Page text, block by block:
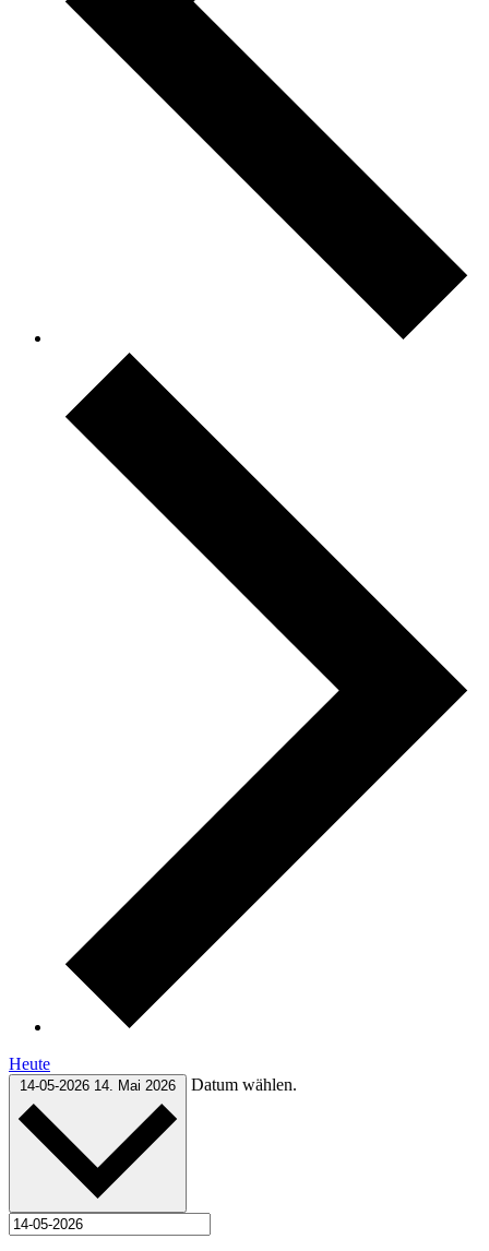
Heute
14-05-2026 14. Mai 2026 Datum wählen.